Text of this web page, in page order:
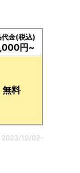
代金(税込)
円~
無料
2023/10/02-